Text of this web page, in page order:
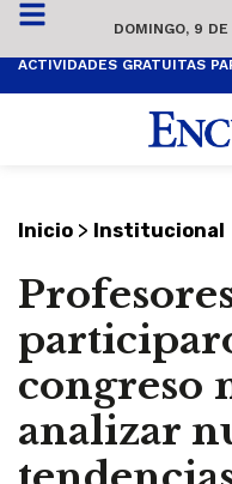
DOMINGO, 9
Inicio > Institucional
congreso
analizar